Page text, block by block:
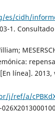
es/cidh/
1.
línea].
j/ref/a/